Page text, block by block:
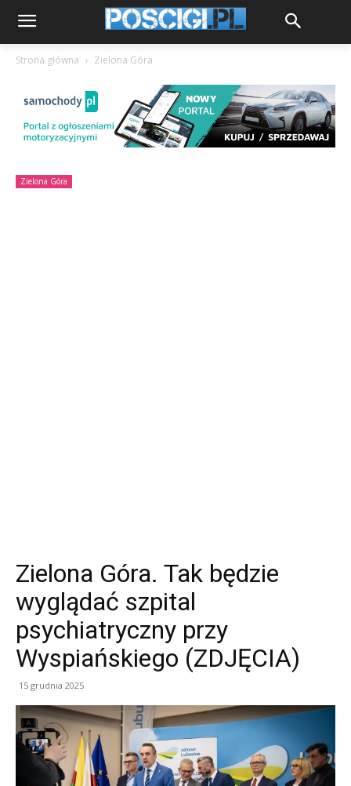
Strona główna Zielona Góra
Zielona Góra
Zielona Góra. Tak będzie
wyglądać szpital
psychiatryczny przy
Wyspiańskiego (ZDJĘCIA)
15 grudnia 2025